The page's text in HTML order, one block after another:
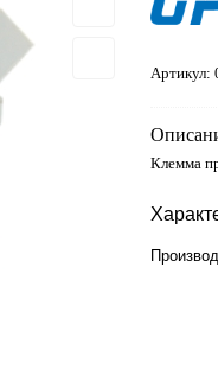
Артикул:
Клемма